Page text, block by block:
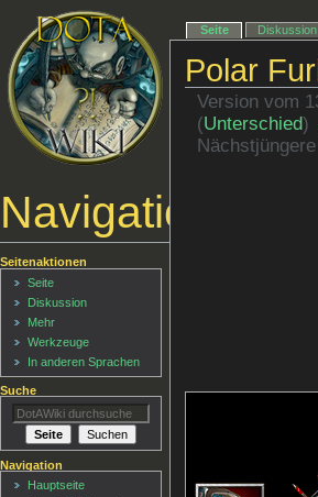
Polar
Version vom
(Unterschied)
Seite Diskussion
Seitenaktionen
Seite
Diskussion
Mehr
Werkzeuge
In anderen Sprachen
Suche
Navigation
Hauptseite